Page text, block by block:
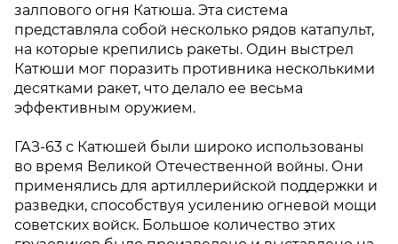
залпового огня Катюша. Эта система
представляла собой несколько рядов катапульт,
на которые крепились ракеты. Один выстрел
Катюши мог поразить противника несколькими
десятками ракет, что делало ее весьма
эффективным оружием.
ГАЗ-63 с Катюшей были широко использованы
во время Великой Отечественной войны. Они
применялись для артиллерийской поддержки и
разведки, способствуя усилению огневой мощи
советских войск. Большое количество этих